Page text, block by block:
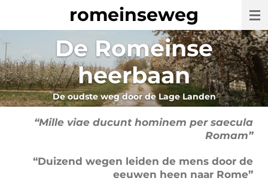
de
hoofdinhoud
romeinseweg
De Romeinse
heerbaan
De oudste weg door de Lage Landen
“Mille viae ducunt hominem per saecula
Romam”
“Duizend wegen leiden de mens door de
eeuwen heen naar Rome”